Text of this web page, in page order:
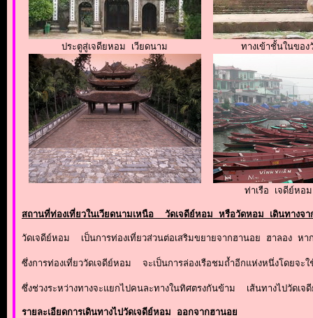
ประตูสู่เจดียหอม เวียดนาม ทางเข้าชั้นในของ
ท่าเรือ เจดีย์หอ
สถานที่ท่องเที่ยวในเวียดนามเหนือ  วัดเจดีย์หอม หรือวัดหอม เดินทางจา
วัดเจดีย์หอม  เป็นการท่องเที่ยวส่วนต่อเสริมขยายจากฮานอย ฮาลอง
ซึ่งการท่องเที่ยววัดเจดีย์หอม  จะเป็นการล่องเรือชมถ้ำอีกแห่งหนึ่งโดยจ
ซึ่งช่วงระหว่างทางจะแยกไปคนละทางในทิศตรงกันข้าม  เส้นทางไปวัดเ
รายละเอียดการเดินทางไปวัดเจดีย์หอม ออกจากฮานอย